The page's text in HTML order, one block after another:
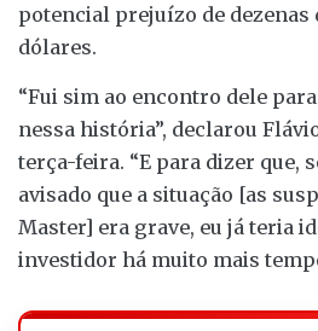
potencial prejuízo de dezenas
dólares.
“Fui sim ao encontro dele
nessa história”, declarou
terça-feira. “E para dizer que,
avisado que a situação [as
Master] era grave, eu já teria
investidor há muito mais